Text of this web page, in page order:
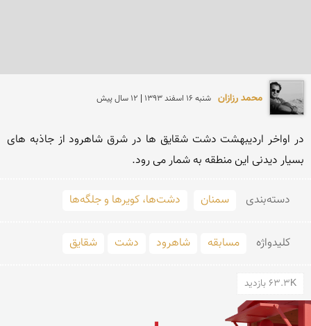
محمد رزازان شنبه 16 اسفند 1393 | 12 سال پیش
بسیار دیدنی این منطقه به شمار می رود.
دسته‌بندی سمنان دشت‌ها، کویرها و جلگه‌ها
کلید‌واژه مسابقه شاهرود دشت شقایق
63.3K بازدید